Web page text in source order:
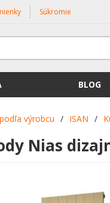
Súkromie
BLOG
výrobcu / ISAN /
Nias